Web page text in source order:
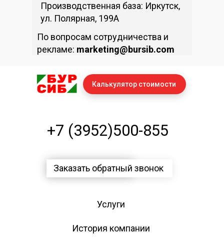
По вопросам сотрудничества и
рекламе: marketing@bursib.com
Производственная база: Иркутск,
ул. Полярная, 199А
+7 (3952)500-855
Заказать обратный звонок
Услуги
История компании
Калькулятор стоимости